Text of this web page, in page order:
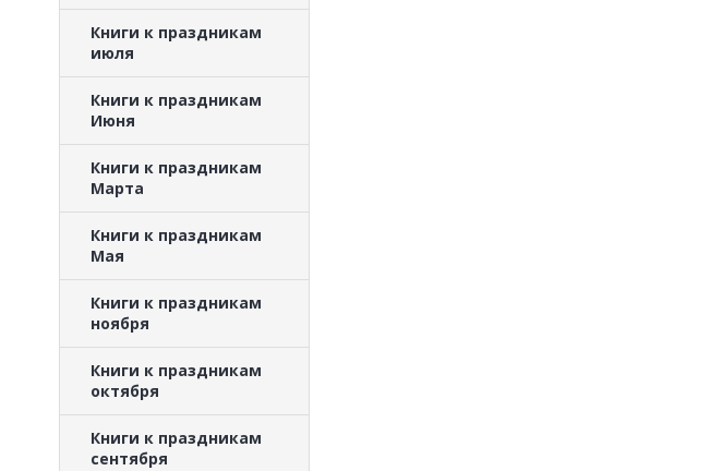
Книги к праздникам
июля
Книги к праздникам
Июня
Книги к праздникам
Марта
Книги к праздникам
Мая
Книги к праздникам
ноября
Книги к праздникам
октября
Книги к праздникам
сентября